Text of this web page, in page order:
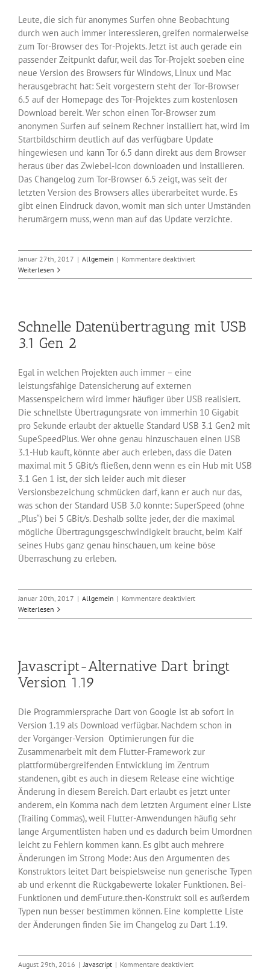
Leute, die sich für anonymes Surfen ohne Beobachtung
durch wen auch immer interessieren, greifen normalerweise
zum Tor-Browser des Tor-Projekts. Jetzt ist auch gerade ein
passender Zeitpunkt dafür, weil das Tor-Projekt soeben eine
neue Version des Browsers für Windows, Linux und Mac
herausgebracht hat: Seit vorgestern steht der Tor-Browser
6.5 auf der Homepage des Tor-Projektes zum kostenlosen
Download bereit. Wer schon einen Tor-Browser zum
anonymen Surfen auf seinem Rechner installiert hat, wird im
Startbildschirm deutlich auf das verfügbare Update
hingewiesen und kann Tor 6.5 dann direkt aus dem Browser
heraus über das Zwiebel-Icon downloaden und installieren.
Das Changelog zum Tor-Browser 6.5 zeigt, was seit der
letzten Version des Browsers alles überarbeitet wurde. Es
gibt einen Eindruck davon, womit man sich unter Umständen
herumärgern muss, wenn man auf das Update verzichte.
Januar 27th, 2017 | Allgemein | Kommentare deaktiviertfür
Browser
Weiterlesen
Schnelle Datenübertragung mit USB
3.1 Gen 2
Egal in welchen Projekten auch immer – eine
leistungsfähige Datensicherung auf externen
Massenspeichern wird immer häufiger über USB realisiert.
Die schnellste Übertragungsrate von immerhin 10 Gigabit
pro Sekunde erlaubt der aktuelle Standard USB 3.1 Gen2 mit
SupeSpeedPlus. Wer ohne genau hinzuschauen einen USB
3.1-Hub kauft, könnte aber auch erleben, dass die Daten
maximal mit 5 GBit/s fließen, denn wenn es ein Hub mit USB
3.1 Gen 1 ist, der sich leider auch mit dieser
Versionsbezeichung schmücken darf, kann er auch nur das,
was schon der Standard USB 3.0 konnte: SuperSpeed (ohne
„Plus“) bei 5 GBit/s. Deshalb sollte jeder, der die maximal
mögliche Übertragungsgeschwindigkeit braucht, beim Kaif
seines Hubs ganz genau hinschauen, um keine böse
Überraschung zu erleben.
Januar 20th, 2017 | Allgemein | Kommentare deaktiviertfür
Datenübertragung
Gen
2
Weiterlesen
Javascript-Alternative Dart bringt
Version 1.19
Die Programmiersprache Dart von Google ist ab sofort in
Version 1.19 als Download verfügbar. Nachdem schon in
der Vorgänger-Version Optimierungen für die
Zusammenarbeit mit dem Flutter-Framework zur
plattformübergreifenden Entwicklung im Zentrum
standenen, gibt es auch in diesem Release eine wichtige
Änderung in diesem Bereich. Dart erlaubt es jetzt unter
anderem, ein Komma nach dem letzten Argument einer Liste
(Trailing Commas), weil Flutter-Anwendungen häufig sehr
lange Argumentlisten haben und es dadurch beim Umordnen
leicht zu Fehlern kommen kann. Es gibt auch mehrere
Änderungen im Strong Mode: Aus den Argumenten des
Konstruktors leitet Dart beispielsweise nun generische Typen
ab und erkennt die Rückgabewerte lokaler Funktionen. Bei-
Funktionen und demFuture.then-Konstrukt soll es außerdem
Typen nun besser bestimmen können. Eine komplette Liste
der Änderungen finden Sie im Changelog zu Dart 1.19.
August 29th, 2016 | Javascript | Kommentare deaktiviertfür